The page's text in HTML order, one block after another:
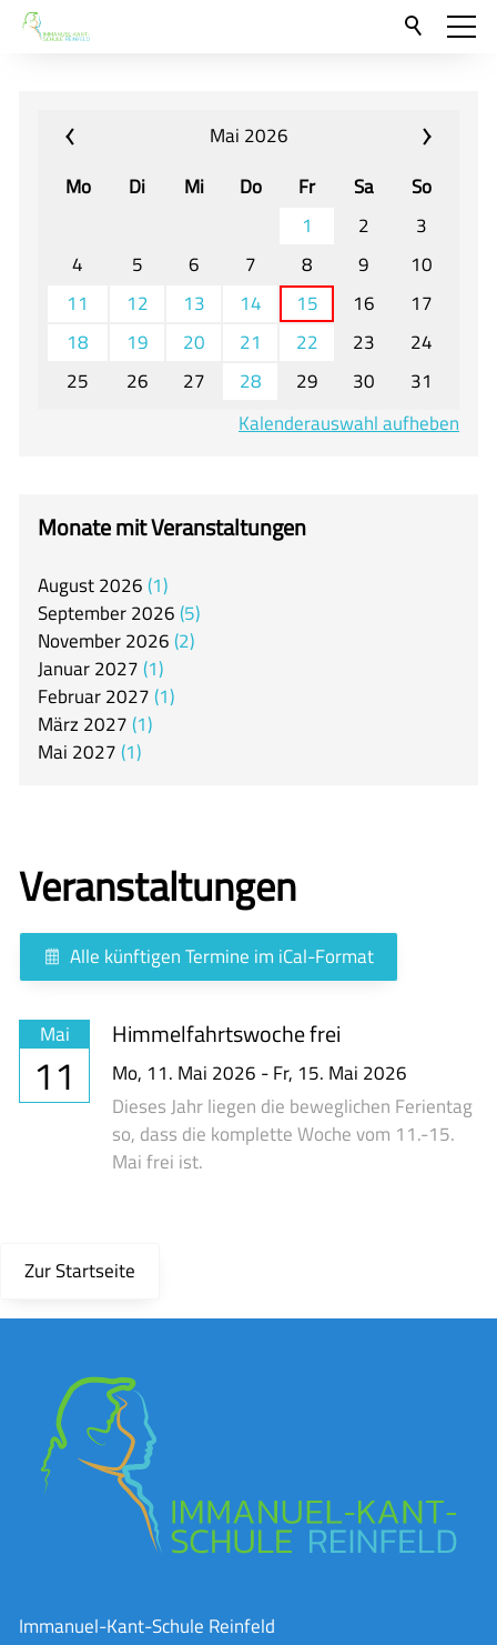
Neu hier?
Für Eltern und Schüler
Veranstaltungen und Termine
Unser Unterricht - Fachcurricula
Unsere Konzepte
Downloads
Unter-, Mittel und Oberstufe
itslearning
Arbeitsgemeinschaften
Mensa
Unsere Schulgemeinschaft
Kontakt
Mai 2026
Mo
Di Mi Do Fr Sa
So
1
2
3
4
5 6 7 8 9
10
11
12 13 14 15 16
17
18
19 20 21 22 23
24
25
26 27 28 29 30
31
Kalenderauswahl aufheben
Monate mit Veranstaltungen
August2026 1
September2026 5
November2026 2
Januar2027 1
Februar2027 1
März 2027 1
Mai 2027 1
Veranstaltungen
Alle künftigen Termine im iCal-Format
Mai
11
Himmelfahrtswoche frei
Mo, 11. Mai 2026 -Fr, 15. Mai 2026
Dieses Jahr liegen die beweglichen Ferientag
so, dass die komplette Woche vom 11.-15.
Mai frei ist.
Zur Startseite
Immanuel-Kant-Schule Reinfeld